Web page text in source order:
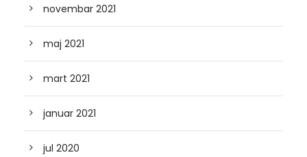
novembar 2021
maj 2021
mart 2021
januar 2021
jul 2020